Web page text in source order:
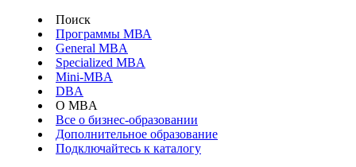
Поиск
Программы МВА
General MBA
Specialized MBA
Mini-MBA
DBA
О MBA
Все о бизнес-образовании
Дополнительное образование
Подключайтесь к каталогу